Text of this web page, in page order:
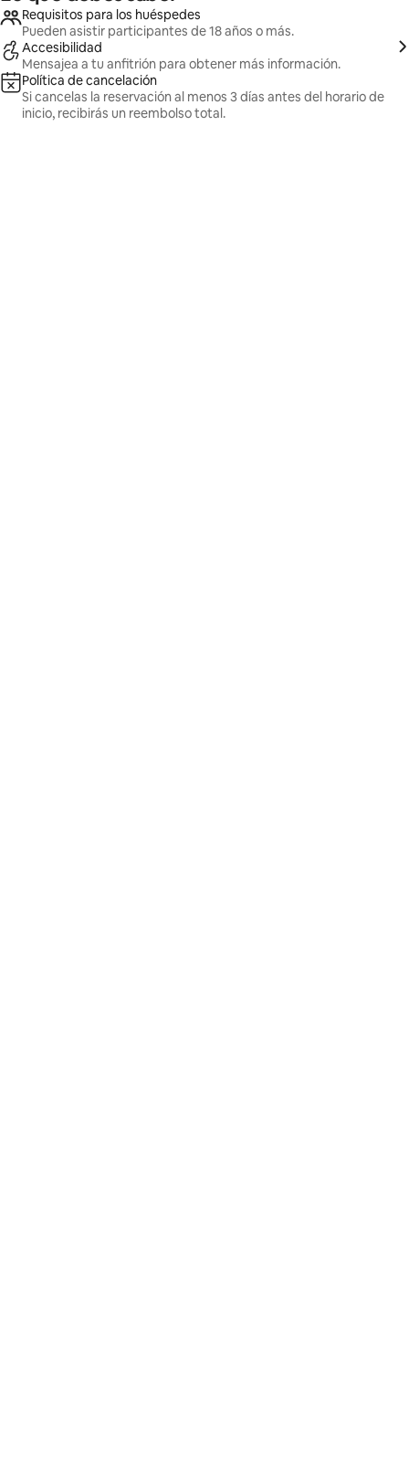
Requisitos para los huéspedes
Pueden asistir participantes de 18 años o más.
Accesibilidad
Mensajea a tu anfitrión para obtener más información.
Política de cancelación
Si cancelas la reservación al menos 3 días antes del horario de
inicio, recibirás un reembolso total.